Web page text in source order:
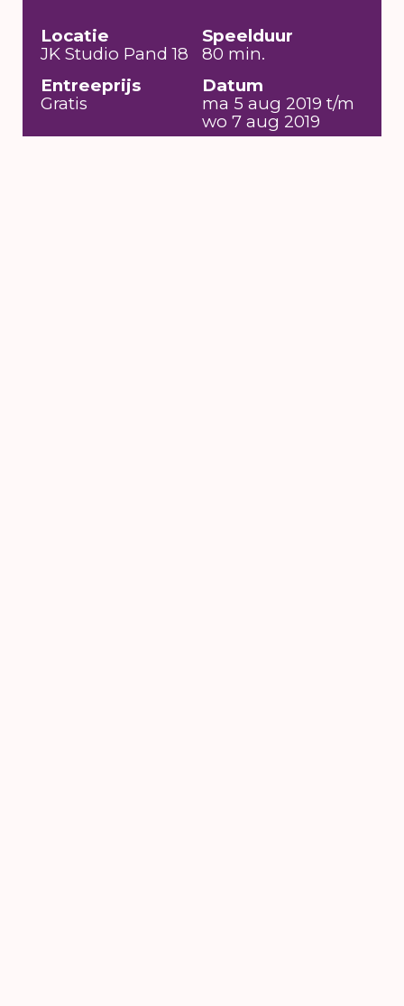
Locatie
JK Studio Pand 18
Speelduur
80 min.
Entreeprijs
Gratis
Datum
ma 5 aug 2019 t/m
wo 7 aug 2019